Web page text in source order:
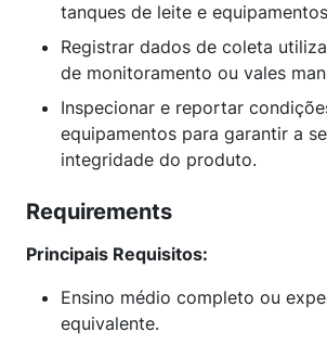
tanques de leite e
Registrar dados de coleta
de monitoramento ou vales
Inspecionar e reportar
equipamentos para garantir a
integridade do produto.
Requirements
Principais Requisitos:
Ensino médio completo ou
equivalente.